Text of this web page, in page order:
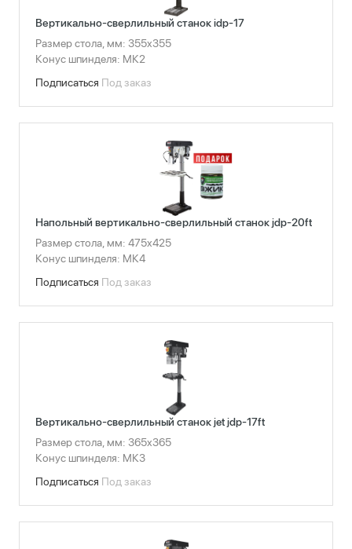
Вертикально-сверлильный станок idp-17
Размер стола, мм: 355x355
Конус шпинделя: МК2
Подписаться Под заказ
Напольный вертикально-сверлильный станок jdp-20ft
Размер стола, мм: 475x425
Конус шпинделя: МК4
Подписаться Под заказ
Вертикально-сверлильный станок jet jdp-17ft
Размер стола, мм: 365x365
Конус шпинделя: МК3
Подписаться Под заказ